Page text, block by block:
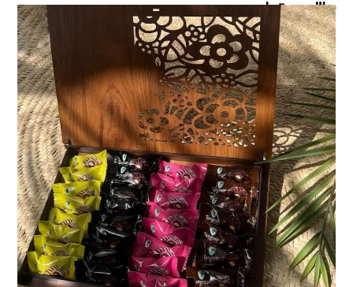
مطالب مرتبط ...